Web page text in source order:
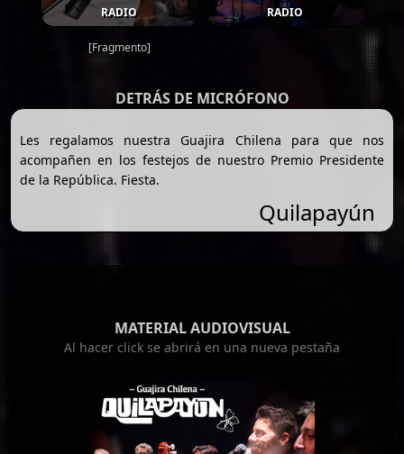
RADIO
[Fragmento]
RADIO
DETRÁS DE MICRÓFONO
Les regalamos nuestra Guajira Chilena para que nos
acompañen en los festejos de nuestro Premio Presidente
de la República. Fiesta.
Quilapayún
MATERIAL AUDIOVISUAL
Al hacer click se abrirá en una nueva pestaña